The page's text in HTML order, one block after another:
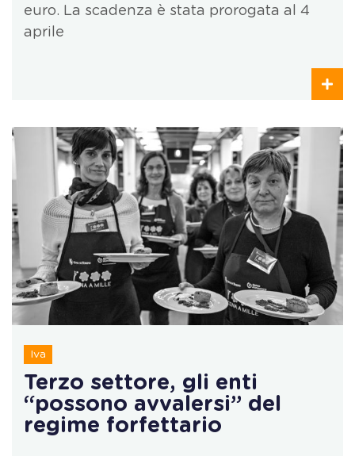
euro. La scadenza è stata prorogata al 4
aprile
Iva
Terzo settore, gli enti
“possono avvalersi” del
regime forfettario